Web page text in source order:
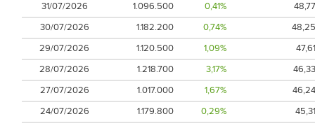
31/07/2026
1.096.500 0,41%
48,77
30/07/2026
1.182.200 0,74%
48,25
29/07/2026
1.120.500 1,09%
47,61
28/07/2026
1.218.700 3,17%
46,33
27/07/2026
1.017.000 1,67%
46,24
24/07/2026
1.179.800 0,29%
45,31